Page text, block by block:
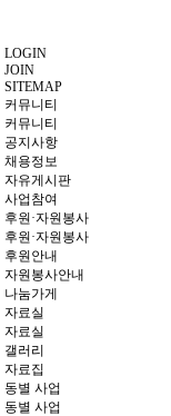
LOGIN
JOIN
SITEMAP
커뮤니티
커뮤니티
공지사항
채용정보
자유게시판
사업참여
후원·자원봉사
후원·자원봉사
후원안내
자원봉사안내
나눔가게
자료실
자료실
갤러리
자료집
동별 사업
동별 사업